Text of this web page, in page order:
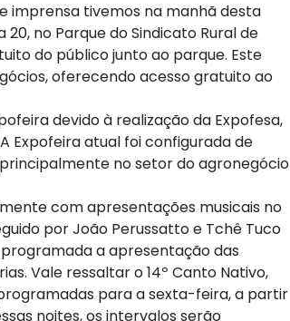
imprensa tivemos na manhã desta
no Parque do Sindicato Rural de
do público junto ao parque. Este
oferecendo acesso gratuito ao
devido à realização da Expofesa,
Expofeira atual foi configurada de
no setor do agronegócio
com apresentações musicais no
por João Perussatto e Tchê Tuco
programada a apresentação das
Vale ressaltar o 14º Canto Nativo,
para a sexta-feira, a partir
noites, os intervalos serão